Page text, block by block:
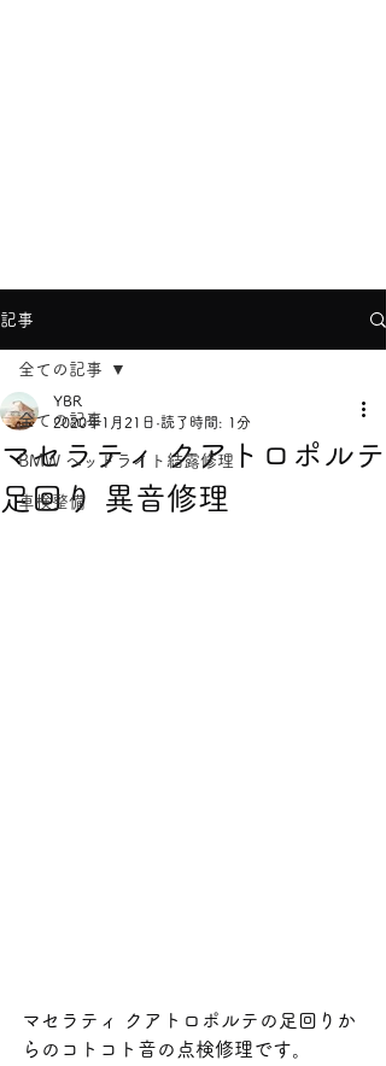
記事
全ての記事
BMW ヘッドライト結露修理
車検整備
全ての記事
マセラティ クアトロポルテ
足回り 異音修理
YBR
2020年1月21日 読了時間: 1分
マセラティ クアトロポルテの足回りか
らのコトコト音の点検修理です。